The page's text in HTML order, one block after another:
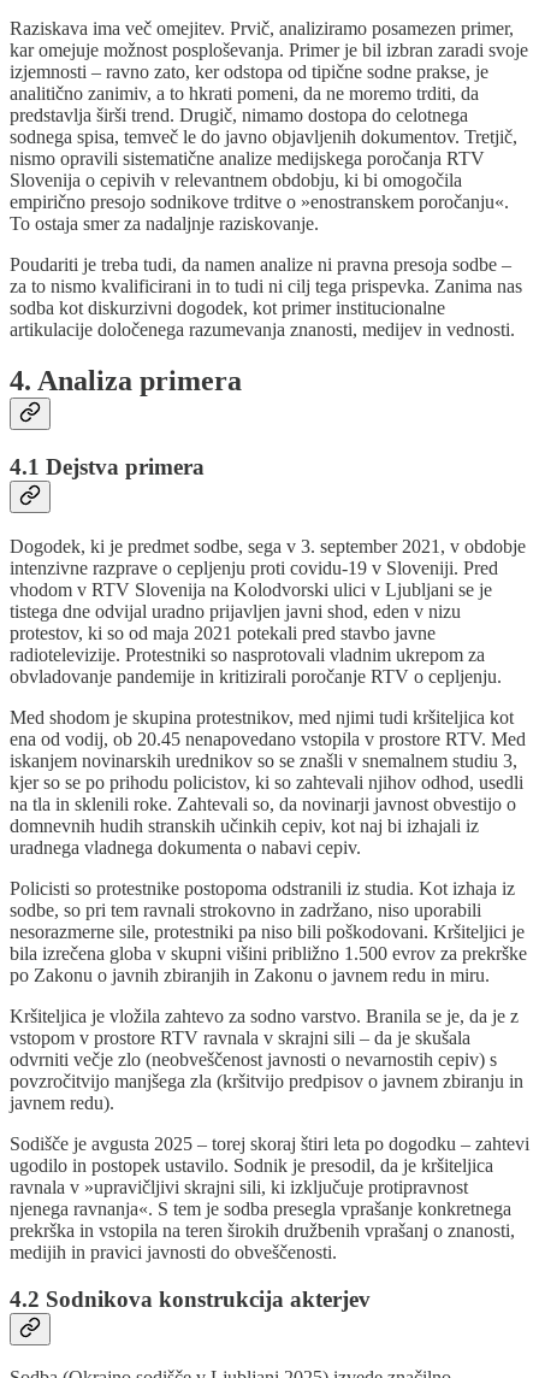
Raziskava ima več omejitev. Prvič, analiziramo posamezen primer,
kar omejuje možnost posploševanja. Primer je bil izbran zaradi svoje
izjemnosti – ravno zato, ker odstopa od tipične sodne prakse, je
analitično zanimiv, a to hkrati pomeni, da ne moremo trditi, da
predstavlja širši trend. Drugič, nimamo dostopa do celotnega
sodnega spisa, temveč le do javno objavljenih dokumentov. Tretjič,
nismo opravili sistematične analize medijskega poročanja RTV
Slovenija o cepivih v relevantnem obdobju, ki bi omogočila
empirično presojo sodnikove trditve o »enostranskem poročanju«.
To ostaja smer za nadaljnje raziskovanje.
Poudariti je treba tudi, da namen analize ni pravna presoja sodbe –
za to nismo kvalificirani in to tudi ni cilj tega prispevka. Zanima nas
sodba kot diskurzivni dogodek, kot primer institucionalne
artikulacije določenega razumevanja znanosti, medijev in vednosti.
4. Analiza primera
4.1 Dejstva primera
Dogodek, ki je predmet sodbe, sega v 3. september 2021, v obdobje
intenzivne razprave o cepljenju proti covidu-19 v Sloveniji. Pred
vhodom v RTV Slovenija na Kolodvorski ulici v Ljubljani se je
tistega dne odvijal uradno prijavljen javni shod, eden v nizu
protestov, ki so od maja 2021 potekali pred stavbo javne
radiotelevizije. Protestniki so nasprotovali vladnim ukrepom za
obvladovanje pandemije in kritizirali poročanje RTV o cepljenju.
Med shodom je skupina protestnikov, med njimi tudi kršiteljica kot
ena od vodij, ob 20.45 nenapovedano vstopila v prostore RTV. Med
iskanjem novinarskih urednikov so se znašli v snemalnem studiu 3,
kjer so se po prihodu policistov, ki so zahtevali njihov odhod, usedli
na tla in sklenili roke. Zahtevali so, da novinarji javnost obvestijo o
domnevnih hudih stranskih učinkih cepiv, kot naj bi izhajali iz
uradnega vladnega dokumenta o nabavi cepiv.
Policisti so protestnike postopoma odstranili iz studia. Kot izhaja iz
sodbe, so pri tem ravnali strokovno in zadržano, niso uporabili
nesorazmerne sile, protestniki pa niso bili poškodovani. Kršiteljici je
bila izrečena globa v skupni višini približno 1.500 evrov za prekrške
po Zakonu o javnih zbiranjih in Zakonu o javnem redu in miru.
Kršiteljica je vložila zahtevo za sodno varstvo. Branila se je, da je z
vstopom v prostore RTV ravnala v skrajni sili – da je skušala
odvrniti večje zlo (neobveščenost javnosti o nevarnostih cepiv) s
povzročitvijo manjšega zla (kršitvijo predpisov o javnem zbiranju in
javnem redu).
Sodišče je avgusta 2025 – torej skoraj štiri leta po dogodku – zahtevi
ugodilo in postopek ustavilo. Sodnik je presodil, da je kršiteljica
ravnala v »upravičljivi skrajni sili, ki izključuje protipravnost
njenega ravnanja«. S tem je sodba presegla vprašanje konkretnega
prekrška in vstopila na teren širokih družbenih vprašanj o znanosti,
medijih in pravici javnosti do obveščenosti.
4.2 Sodnikova konstrukcija akterjev